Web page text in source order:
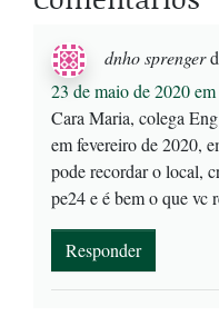
dnho sprenger
23 de maio de 2020
Cara Maria, colega
em fevereiro de 2020,
pode recordar o local,
pe24 e é bem o que vc
Responder